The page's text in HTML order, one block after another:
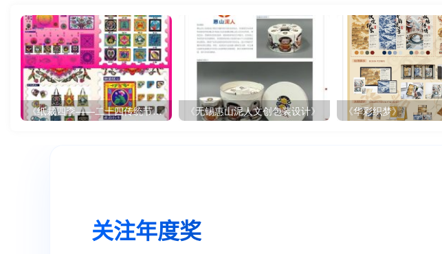
《纸裁四季——二十四传统节气文创设计》 《无锡惠山泥人文创包装设计》 《华彩织梦》